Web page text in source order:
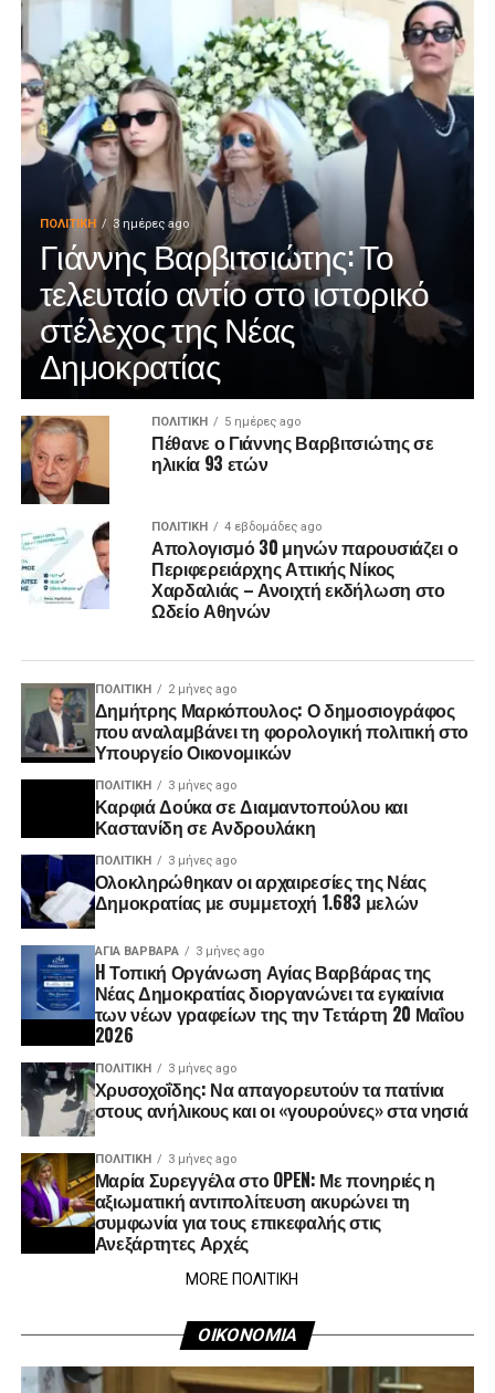
ΠΟΛΙΤΙΚΉ 3 ημέρες ago
Γιάννης Βαρβιτσιώτης: Το
τελευταίο αντίο στο ιστορικό
στέλεχος της Νέας
Δημοκρατίας
ΠΟΛΙΤΙΚΉ 5 ημέρες ago
Πέθανε ο Γιάννης Βαρβιτσιώτης σε
ηλικία 93 ετών
ΠΟΛΙΤΙΚΉ 4 εβδομάδες ago
Απολογισμό 30 μηνών παρουσιάζει ο
Περιφερειάρχης Αττικής Νίκος
Χαρδαλιάς – Ανοιχτή εκδήλωση στο
Ωδείο Αθηνών
ΠΟΛΙΤΙΚΉ 2 μήνες ago
Δημήτρης Μαρκόπουλος: Ο δημοσιογράφος
που αναλαμβάνει τη φορολογική πολιτική στο
Υπουργείο Οικονομικών
ΠΟΛΙΤΙΚΉ 3 μήνες ago
Καρφιά Δούκα σε Διαμαντοπούλου και
Καστανίδη σε Ανδρουλάκη
ΠΟΛΙΤΙΚΉ 3 μήνες ago
Ολοκληρώθηκαν οι αρχαιρεσίες της Νέας
Δημοκρατίας με συμμετοχή 1.683 μελών
ΑΓΙΑ ΒΑΡΒΑΡΑ 3 μήνες ago
H Τοπική Οργάνωση Αγίας Βαρβάρας της
Νέας Δημοκρατίας διοργανώνει τα εγκαίνια
των νέων γραφείων της την Τετάρτη 20 Μαΐου
2026
ΠΟΛΙΤΙΚΉ 3 μήνες ago
Χρυσοχοΐδης: Να απαγορευτούν τα πατίνια
στους ανήλικους και οι «γουρούνες» στα νησιά
ΠΟΛΙΤΙΚΉ 3 μήνες ago
Μαρία Συρεγγέλα στο OPEN: Με πονηριές η
αξιωματική αντιπολίτευση ακυρώνει τη
συμφωνία για τους επικεφαλής στις
Ανεξάρτητες Αρχές
MORE ΠΟΛΙΤΙΚΗ
ΟΙΚΟΝΟΜΙΑ